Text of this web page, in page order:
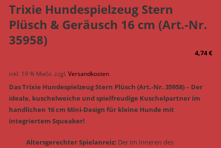
Trixie Hundespielzeug Stern
Plüsch & Geräusch 16 cm (Art.-Nr.
35958)
4,74€
inkl. 19 % MwSt. zzgl. Versandkosten
Das Trixie Hundespielzeug Stern Plüsch (Art.-Nr. 35958) – Der
ideale, kuschelweiche und spielfreudige Kuschelpartner im
handlichen 16 cm Mini-Design für kleine Hunde mit
integriertem Squeaker!
Altersgerechter Spielanreiz: Der im Inneren des